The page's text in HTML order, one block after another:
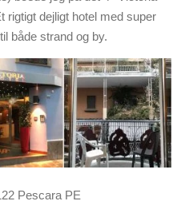
rigtigt dejligt hotel med super
både strand og by.
Pescara PE